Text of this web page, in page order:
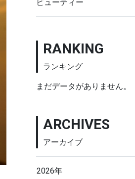
ビューティー
RANKING
ランキング
まだデータがありません。
ARCHIVES
アーカイブ
2026年